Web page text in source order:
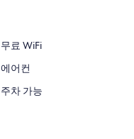
무료 WiFi
에어컨
주차 가능